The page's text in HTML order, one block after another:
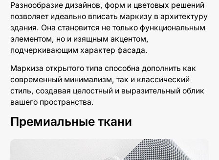
Разнообразие дизайнов, форм и цветовых решений
позволяет идеально вписать маркизу в архитектуру
здания. Она становится не только функциональным
элементом, но и изящным акцентом,
подчеркивающим характер фасада.
Маркиза открытого типа способна дополнить как
современный минимализм, так и классический
стиль, создавая целостный и выразительный облик
вашего пространства.
Премиальные ткани